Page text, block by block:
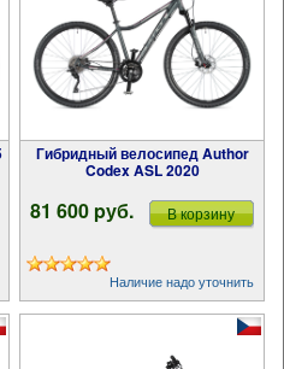
Гибридный велосипед Author
Codex ASL 2020
81 600 pуб. В корзину
Наличие надо уточнить